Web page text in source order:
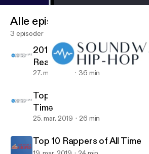
2019 XXL Freshman List Candidates
The Stars & Gripes
Alle episoder
3 episoder
2019 XXL Freshman List
Reaction
27. mar. 2019 36 min
Top 10 Rap Albums & Top 5
Time
25. mar. 2019 26 min
Top 10 Rappers of All Time